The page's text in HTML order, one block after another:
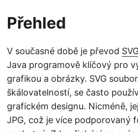
Přehled
V současné době je převod
Java programově klíčový pro
grafikou a obrázky. SVG
škálovatelností, se často
grafickém designu. Nicméně,
JPG, což je více podporovaný